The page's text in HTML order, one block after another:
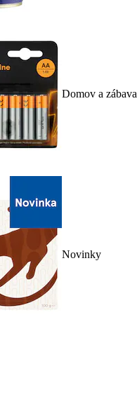
Domov a zábava
Novinky